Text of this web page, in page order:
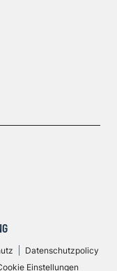
Datenschutzpolicy
Einstellungen